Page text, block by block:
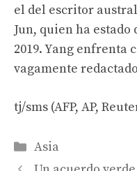
el del escritor
Jun, quien ha estado
2019. Yang enfrenta
vagamente
tj/sms (AFP, AP,
Categories
Asia